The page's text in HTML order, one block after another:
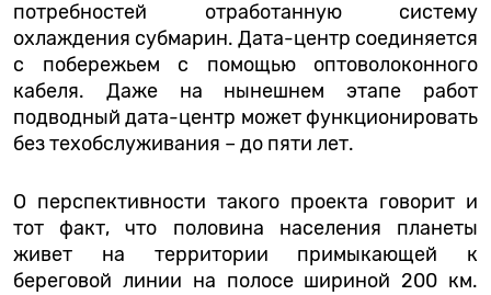
потребностей отработанную систему
охлаждения субмарин. Дата-центр соединяется
с побережьем с помощью оптоволоконного
кабеля. Даже на нынешнем этапе работ
подводный дата-центр может функционировать
без техобслуживания – до пяти лет.
О перспективности такого проекта говорит и
тот факт, что половина населения планеты
живет на территории примыкающей к
береговой линии на полосе шириной 200 км.